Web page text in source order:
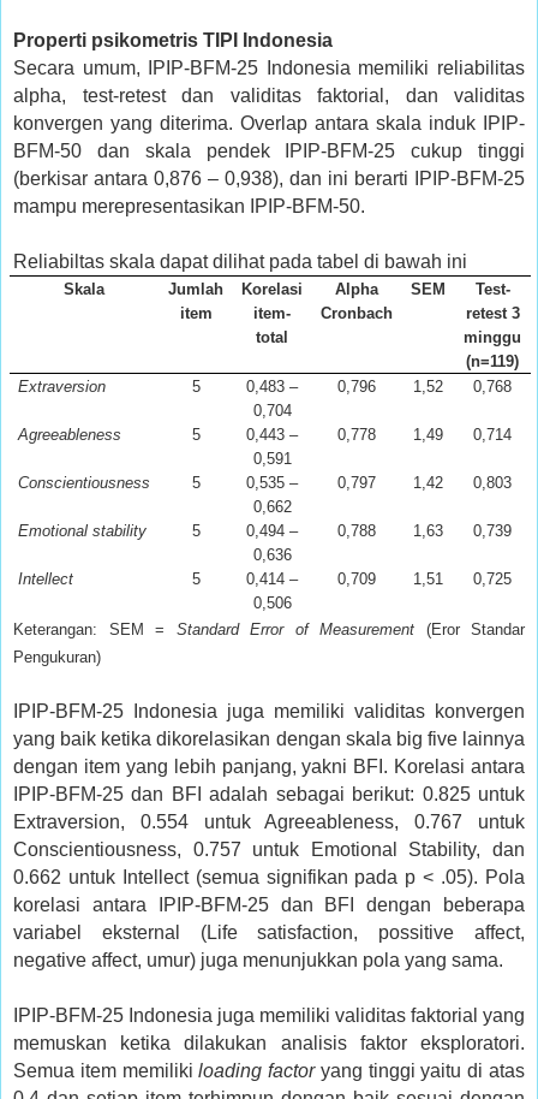
Properti psikometris TIPI Indonesia
Secara umum, IPIP-BFM-25 Indonesia memiliki reliabilitas
alpha, test-retest dan validitas faktorial, dan validitas
konvergen yang diterima. Overlap antara skala induk IPIP-
BFM-50 dan skala pendek IPIP-BFM-25 cukup tinggi
(berkisar antara 0,876 – 0,938), dan ini berarti IPIP-BFM-25
mampu merepresentasikan IPIP-BFM-50.
Reliabiltas skala dapat dilihat pada tabel di bawah ini
Skala
Jumlah
item
Korelasi
item-
total
Alpha
Cronbach
SEM
Test-
retest 3
minggu
(n=119)
Extraversion
5
0,483 –
0,704
0,796 1,52 0,768
Agreeableness 5
0,443 –
0,591
0,778 1,49 0,714
Conscientiousness 5
0,535 –
0,662
0,797 1,42 0,803
Emotional stability 5
0,494 –
0,636
0,788 1,63 0,739
Intellect 5
0,414 –
0,506
0,709 1,51 0,725
Keterangan: SEM = Standard Error of Measurement (Eror Standar
Pengukuran)
IPIP-BFM-25 Indonesia juga memiliki validitas konvergen
yang baik ketika dikorelasikan dengan skala big five lainnya
dengan item yang lebih panjang, yakni BFI. Korelasi antara
IPIP-BFM-25 dan BFI adalah sebagai berikut: 0.825 untuk
Extraversion, 0.554 untuk Agreeableness, 0.767 untuk
Conscientiousness, 0.757 untuk Emotional Stability, dan
0.662 untuk Intellect (semua signifikan pada p < .05). Pola
korelasi antara IPIP-BFM-25 dan BFI dengan beberapa
variabel eksternal (Life satisfaction, possitive affect,
negative affect, umur) juga menunjukkan pola yang sama.
IPIP-BFM-25 Indonesia juga memiliki validitas faktorial yang
memuskan ketika dilakukan analisis faktor eksploratori.
Semua item memilikiloading factoryang tinggi yaitu di atas